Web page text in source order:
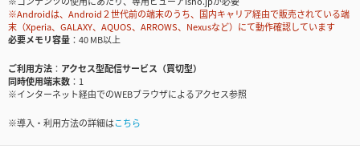
※Androidは、Android２世代前の端末のうち、国内キャリア経由で販売されている端
末（Xperia、GALAXY、AQUOS、ARROWS、Nexusなど）にて動作確認しています
必要メモリ容量
40 MB以上
ご利用方法
アクセス型配信サービス（買切型）
同時使用端末数
1
※インターネット経由でのWEBブラウザによるアクセス参照
※導入・利用方法の詳細はこちら